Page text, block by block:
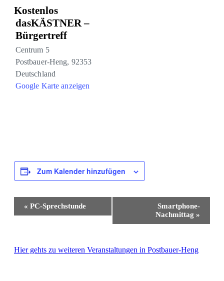
Kostenlos
dasKÄSTNER –
Bürgertreff
Centrum 5
Postbauer-Heng, 92353
Deutschland
Google Karte anzeigen
Zum Kalender hinzufügen
Veranstaltung-
Navigation
« PC-Sprechstunde
Smartphone-
Nachmittag »
Hier gehts zu weiteren Veranstaltungen in Postbauer-Heng